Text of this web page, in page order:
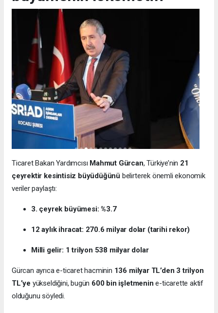
Ticaret Bakan Yardımcısı Mahmut Gürcan, Türkiye’nin 21
çeyrektir kesintisiz büyüdüğünü belirterek önemli ekonomik
veriler paylaştı:
3. çeyrek büyümesi: %3.7
12 aylık ihracat: 270.6 milyar dolar (tarihi rekor)
Milli gelir: 1 trilyon 538 milyar dolar
Gürcan ayrıca e-ticaret hacminin 136 milyar TL’den 3 trilyon
TL’ye yükseldiğini, bugün 600 bin işletmenin e-ticarette aktif
olduğunu söyledi.